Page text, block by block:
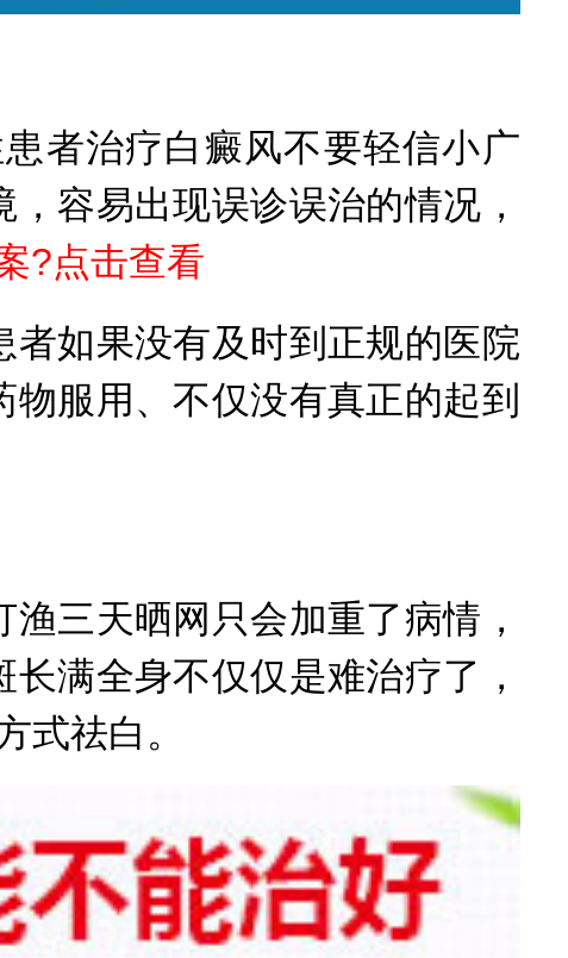
者治疗白癜风不要轻信小广
容易出现误诊误治的情况，
?点击查看
如果没有及时到正规的医院
服用、不仅没有真正的起到
三天晒网只会加重了病情，
满全身不仅仅是难治疗了，
式祛白。